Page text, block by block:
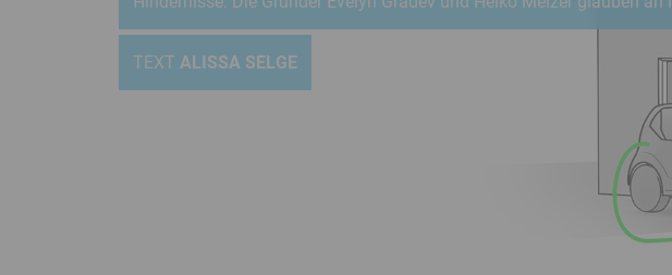
TEXT ALISSA SELGE